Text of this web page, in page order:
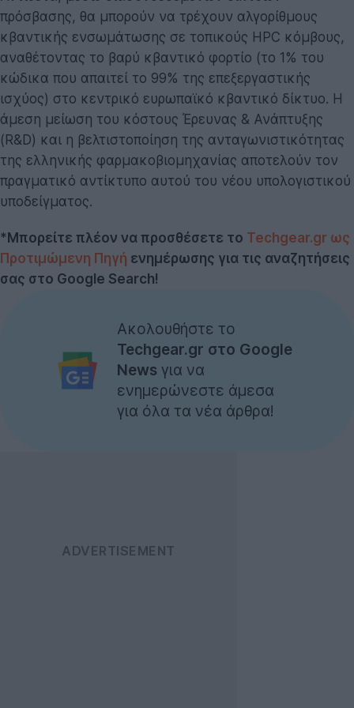
πρόσβασης, θα μπορούν να τρέχουν αλγορίθμους
κβαντικής ενσωμάτωσης σε τοπικούς HPC κόμβους,
αναθέτοντας το βαρύ κβαντικό φορτίο (το 1% του
κώδικα που απαιτεί το 99% της επεξεργαστικής
ισχύος) στο κεντρικό ευρωπαϊκό κβαντικό δίκτυο. Η
άμεση μείωση του κόστους Έρευνας & Ανάπτυξης
(R&D) και η βελτιστοποίηση της ανταγωνιστικότητας
της ελληνικής φαρμακοβιομηχανίας αποτελούν τον
πραγματικό αντίκτυπο αυτού του νέου υπολογιστικού
υποδείγματος.
*Μπορείτε πλέον να προσθέσετε το Techgear.gr ως
Προτιμώμενη Πηγή ενημέρωσης για τις αναζητήσεις
σας στο Google Search!
Ακολουθήστε το
Techgear.gr στο Google
News για να
ενημερώνεστε άμεσα
για όλα τα νέα άρθρα!